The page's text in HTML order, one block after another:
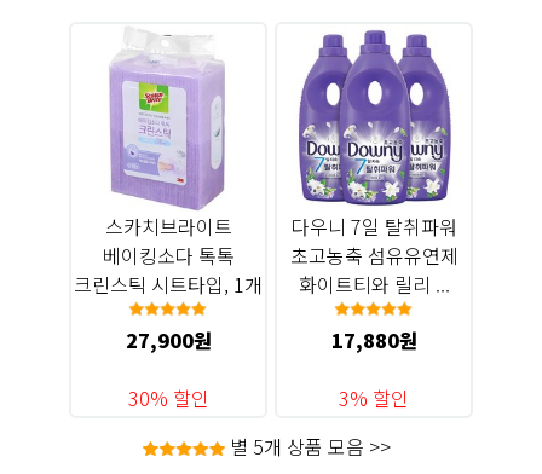
스카치브라이트
베이킹소다 톡톡
크린스틱 시트타입, 1개
27,900원
30% 할인
다우니 7일 탈취파워
초고농축 섬유유연제
화이트티와 릴리 ...
17,880원
3% 할인
별 5개 상품 모음 >>